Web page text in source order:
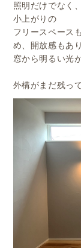
照明だけでなく
小上がりの
フリースペース
め、開放感もあ
窓から明るい光
外構がまだ残っ